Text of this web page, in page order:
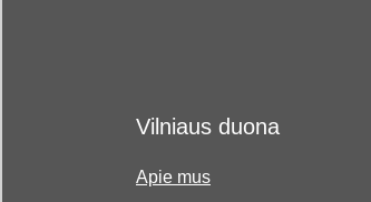
Vilniaus duona
Apie mus